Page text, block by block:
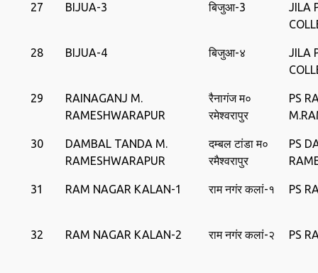
27 BIJUA-3 बिजुआ-3
JILA
28 BIJUA-4 बिजुआ-४
JILA
29
RAINAGANJ M.
RAMESHWARAPUR
रैनागंज म०
रमेश्वरापुर
PS
30
DAMBAL TANDA M.
RAMESHWARAPUR
दम्बल टांडा म०
रमैश्वरापुर
PS
31 RAM NAGAR KALAN-1 राम नगंर कलां-१ PS
32 RAM NAGAR KALAN-2 राम नगंर कलां-२ PS